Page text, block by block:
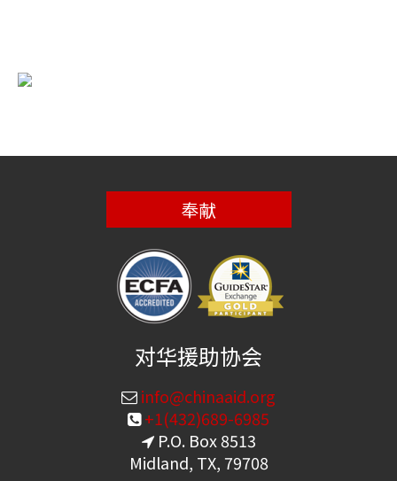
奉献
对华援助协会
info@chinaaid.org
+1(432)689-6985
P.O. Box 8513
Midland, TX, 79708